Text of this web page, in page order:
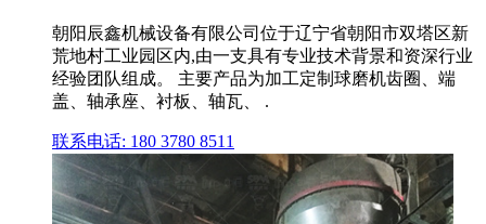
朝阳辰鑫机械设备有限公司位于辽宁省朝阳市双塔区新
荒地村工业园区内,由一支具有专业技术背景和资深行业
经验团队组成。 主要产品为加工定制球磨机齿圈、端
盖、轴承座、衬板、轴瓦、 .
联系电话: 180 3780 8511